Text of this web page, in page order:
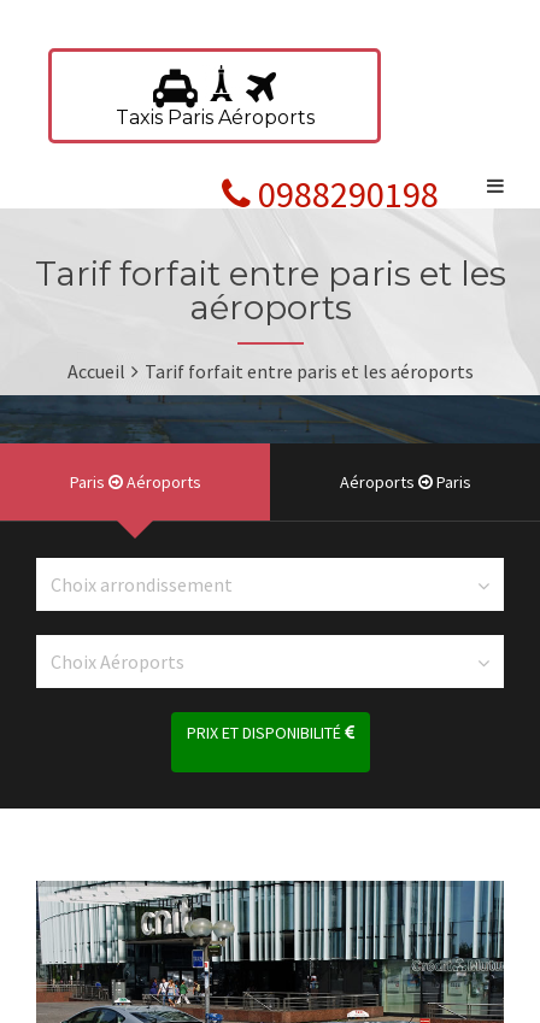
Taxis Paris Aéroports
0988290198
Tarif forfait entre paris et les
aéroports
Accueil Tarif forfait entre paris et les aéroports
Paris Aéroports Aéroports Paris
PRIX ET DISPONIBILITÉ